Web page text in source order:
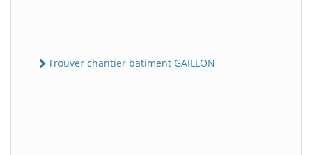
Trouver chantier batiment GAILLON